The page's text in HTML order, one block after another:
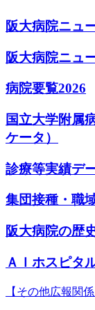
阪大病院ニュ
阪大病院ニュ
病院要覧2026
国立大学附属
ケータ）
診療等実績デ
集団接種・職
阪大病院の歴
ＡＩホスピタ
【その他広報関係